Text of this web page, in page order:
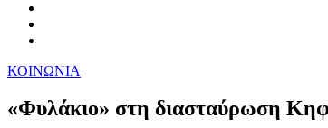
ΚΟΙΝΩΝΙΑ
«Φυλάκιο» στη διασταύρωση